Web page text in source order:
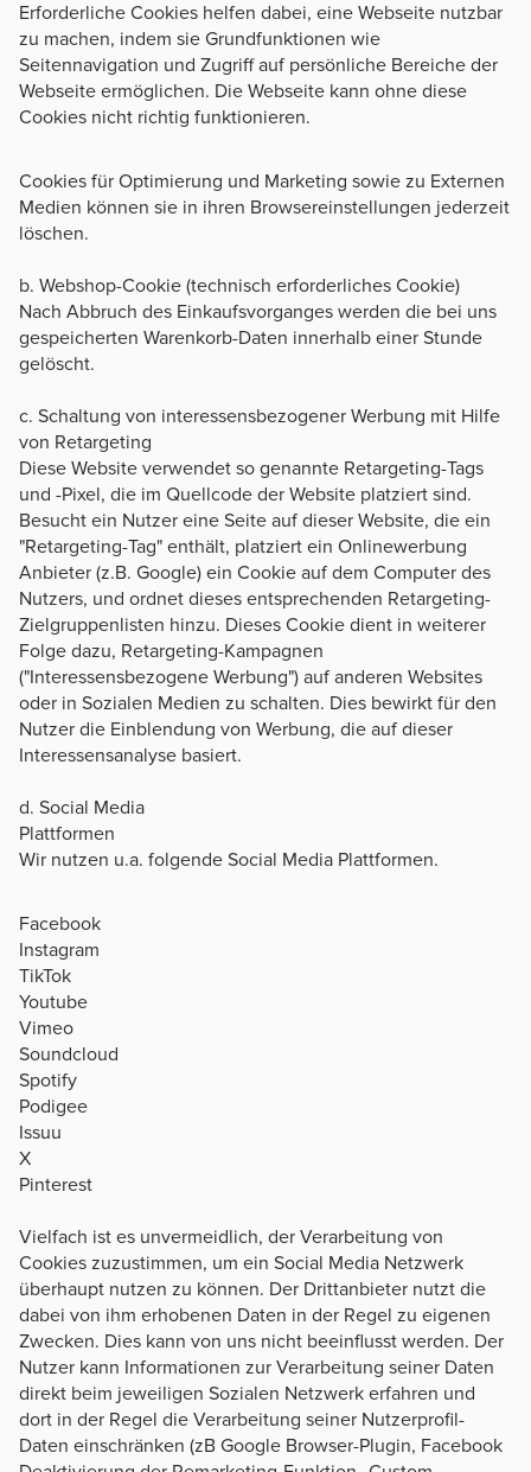
Erforderliche Cookies helfen dabei, eine Webseite nutzbar
zu machen, indem sie Grundfunktionen wie
Seitennavigation und Zugriff auf persönliche Bereiche der
Webseite ermöglichen. Die Webseite kann ohne diese
Cookies nicht richtig funktionieren.
Cookies für Optimierung und Marketing sowie zu Externen
Medien können sie in ihren Browsereinstellungen jederzeit
löschen.
b. Webshop-Cookie (technisch erforderliches Cookie)
Nach Abbruch des Einkaufsvorganges werden die bei uns
gespeicherten Warenkorb-Daten innerhalb einer Stunde
gelöscht.
c. Schaltung von interessensbezogener Werbung mit Hilfe
von Retargeting
Diese Website verwendet so genannte Retargeting-Tags
und -Pixel, die im Quellcode der Website platziert sind.
Besucht ein Nutzer eine Seite auf dieser Website, die ein
"Retargeting-Tag" enthält, platziert ein Onlinewerbung
Anbieter (z.B. Google) ein Cookie auf dem Computer des
Nutzers, und ordnet dieses entsprechenden Retargeting-
Zielgruppenlisten hinzu. Dieses Cookie dient in weiterer
Folge dazu, Retargeting-Kampagnen
("Interessensbezogene Werbung") auf anderen Websites
oder in Sozialen Medien zu schalten. Dies bewirkt für den
Nutzer die Einblendung von Werbung, die auf dieser
Interessensanalyse basiert.
d. Social Media
Plattformen
Wir nutzen u.a. folgende Social Media Plattformen.
Facebook
Instagram
TikTok
Youtube
Vimeo
Soundcloud
Spotify
Podigee
Issuu
X
Pinterest
​​​​​Vielfach ist es unvermeidlich, der Verarbeitung von
Cookies zuzustimmen, um ein Social Media Netzwerk
überhaupt nutzen zu können. Der Drittanbieter nutzt die
dabei von ihm erhobenen Daten in der Regel zu eigenen
Zwecken. Dies kann von uns nicht beeinflusst werden. Der
Nutzer kann Informationen zur Verarbeitung seiner Daten
direkt beim jeweiligen Sozialen Netzwerk erfahren und
dort in der Regel die Verarbeitung seiner Nutzerprofil-
Daten einschränken (zB Google Browser-Plugin, Facebook